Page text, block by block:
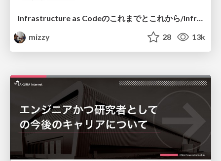
Infrastructure as Codeのこれまでとこれから/Infra Study Meetup #1
mizzy
28 13k